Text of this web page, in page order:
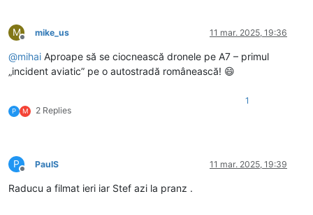
M
Deconectat
mike_us 11 mar. 2025, 19:36
@mihai Aproape să se ciocnească dronele pe A7 – primul
„incident aviatic” pe o autostradă românească! 😄
P M 2 Replies
1
P
Deconectat
PaulS 11 mar. 2025, 19:39
Raducu a filmat ieri iar Stef azi la pranz .